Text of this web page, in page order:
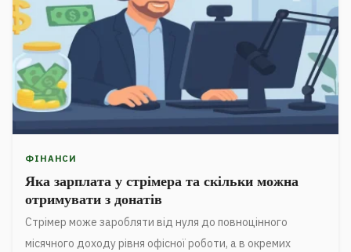
ФІНАНСИ
Яка зарплата у стрімера та скільки можна
отримувати з донатів
Стрімер може заробляти від нуля до повноцінного
місячного доходу рівня офісної роботи, а в окремих